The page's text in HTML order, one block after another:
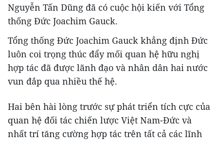
Nguyễn Tấn Dũng đã có cuộc hội kiến với Tổng
thống Đức Joachim Gauck.
Tổng thống Đức Joachim Gauck khẳng định Đức
luôn coi trọng thúc đẩy mối quan hệ hữu nghị
hợp tác đã được lãnh đạo và nhân dân hai nước
vun đắp qua nhiều thế hệ.
Hai bên hài lòng trước sự phát triển tích cực của
quan hệ đối tác chiến lược Việt Nam-Đức và
nhất trí tăng cường hợp tác trên tất cả các lĩnh